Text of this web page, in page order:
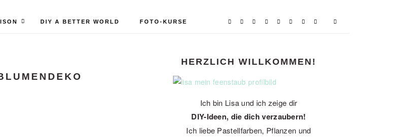
DIY A BETTER WORLD FOTO-KURSE
PRIMARY
SIDEBAR
HERZLICH WILLKOMMEN!
Ich bin Lisa und ich zeige dir
DIY-Ideen, die dich verzaubern!
Ich liebe Pastellfarben, Pflanzen und